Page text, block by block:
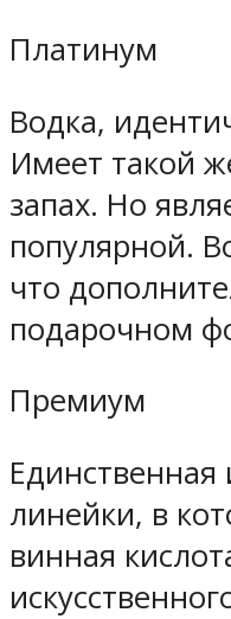
Платинум
Водка,
Имеет такой
запах. Но
популярной.
что
подарочном
Премиум
Единственная
линейки, в
винная